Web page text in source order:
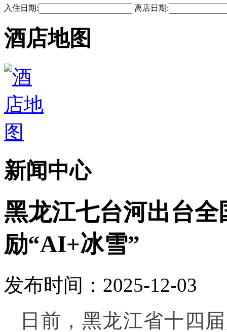
入住日期: 离店日期:
酒店地图
新闻中心
黑龙江七台河出台
励“AI+冰雪”
发布时间：2025-12-03
日前，黑龙江省十四